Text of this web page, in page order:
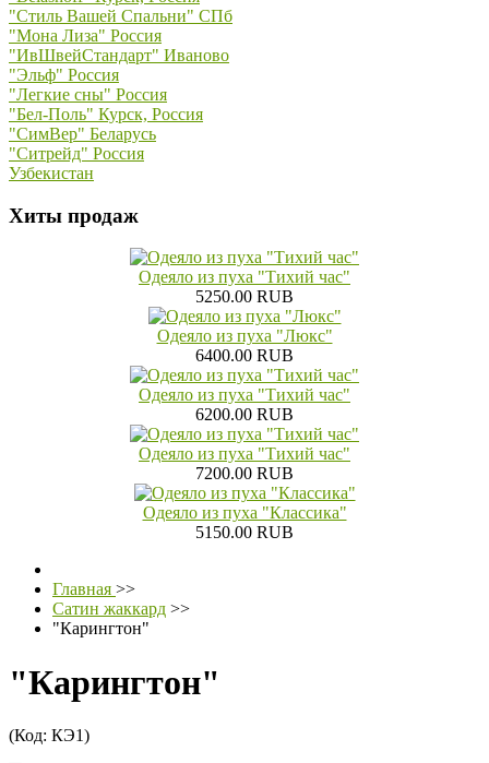
"Стиль Вашей Спальни" СПб
"Мона Лиза" Россия
"ИвШвейСтандарт" Иваново
"Эльф" Россия
"Легкие сны" Россия
"Бел-Поль" Курск, Россия
"СимВер" Беларусь
"Ситрейд" Россия
Узбекистан
Хиты продаж
Одеяло из пуха "Тихий час"
5250.00 RUB
Одеяло из пуха "Люкс"
6400.00 RUB
Одеяло из пуха "Тихий час"
6200.00 RUB
Одеяло из пуха "Тихий час"
7200.00 RUB
Одеяло из пуха "Классика"
5150.00 RUB
Главная >>
Сатин жаккард >>
"Карингтон"
"Карингтон"
(Код: КЭ1)